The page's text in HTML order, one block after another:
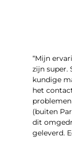
“Mijn
zijn super.
kundige
het
(buiten
dit
geleverd.